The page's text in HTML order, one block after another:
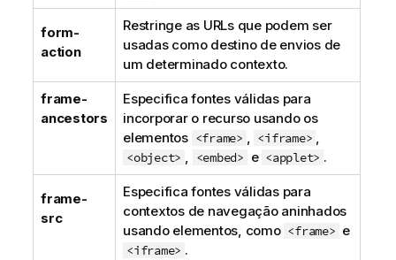
form-
action
Restringe as URLs que podem ser
usadas como destinode envios de
um determinado contexto.
frame-
ancestors
Especifica fontes válidas para
incorporar o recurso usando os
elementos <frame> , <iframe> ,
<object> , <embed> e <applet> .
frame-
src
Especifica fontes válidas para
contextos de navegação aninhados
usando elementos, como <frame> e
<iframe> .